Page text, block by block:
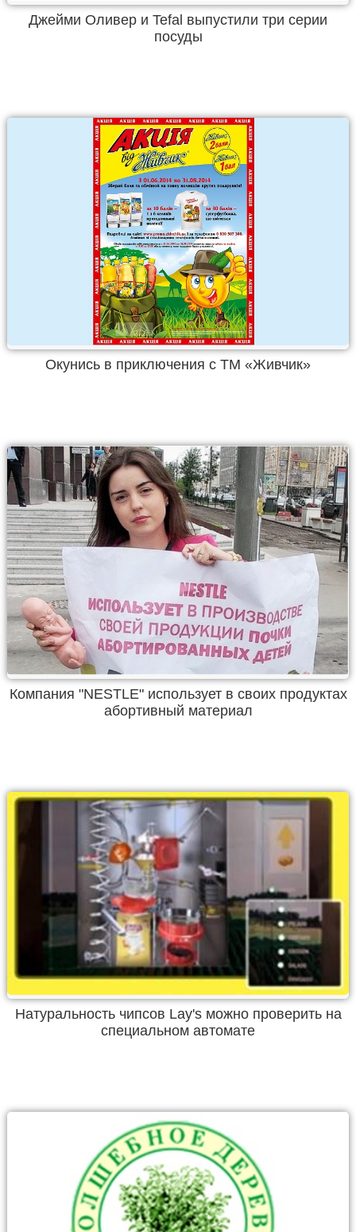
Джейми Оливер и Tefal выпустили три серии
посуды
Окунись в приключения с ТМ «Живчик»
Компания "NESTLE" использует в своих продуктах
абортивный материал
Натуральность чипсов Lay's можно проверить на
специальном автомате